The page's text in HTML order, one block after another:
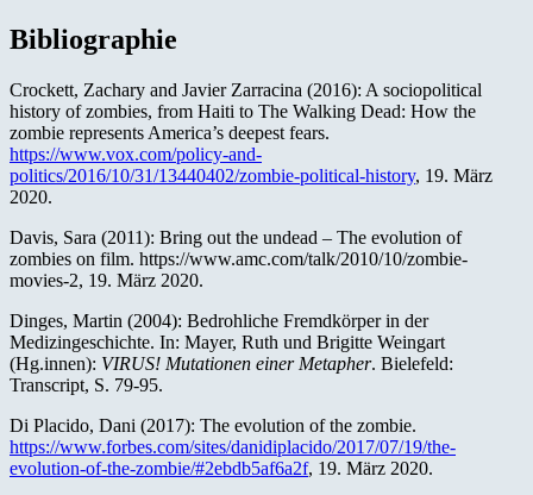
Bibliographie
Crockett, Zachary and Javier Zarracina (2016): A sociopolitical
history of zombies, from Haiti to The Walking Dead: How the
zombie represents America’s deepest fears.
https://www.vox.com/policy-and-
politics/2016/10/31/13440402/zombie-political-history, 19. März
2020.
Davis, Sara (2011): Bring out the undead – The evolution of
zombies on film. https://www.amc.com/talk/2010/10/zombie-
movies-2, 19. März 2020.
Dinges, Martin (2004): Bedrohliche Fremdkörper in der
Medizingeschichte. In: Mayer, Ruth und Brigitte Weingart
(Hg.innen): VIRUS! Mutationen einer Metapher. Bielefeld:
Transcript, S. 79-95.
Di Placido, Dani (2017): The evolution of the zombie.
https://www.forbes.com/sites/danidiplacido/2017/07/19/the-
evolution-of-the-zombie/#2ebdb5af6a2f, 19. März 2020.